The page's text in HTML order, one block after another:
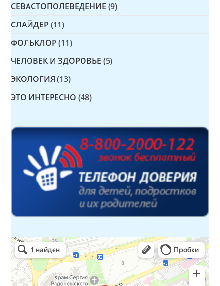
СЕВАСТОПОЛЕВЕДЕНИЕ (9)
СЛАЙДЕР (11)
ФОЛЬКЛОР (11)
ЧЕЛОВЕК И ЗДОРОВЬЕ (5)
ЭКОЛОГИЯ (13)
ЭТО ИНТЕРЕСНО (48)
Детская библиотека № 14 Дружбы народов
Библиотека в Севастополе